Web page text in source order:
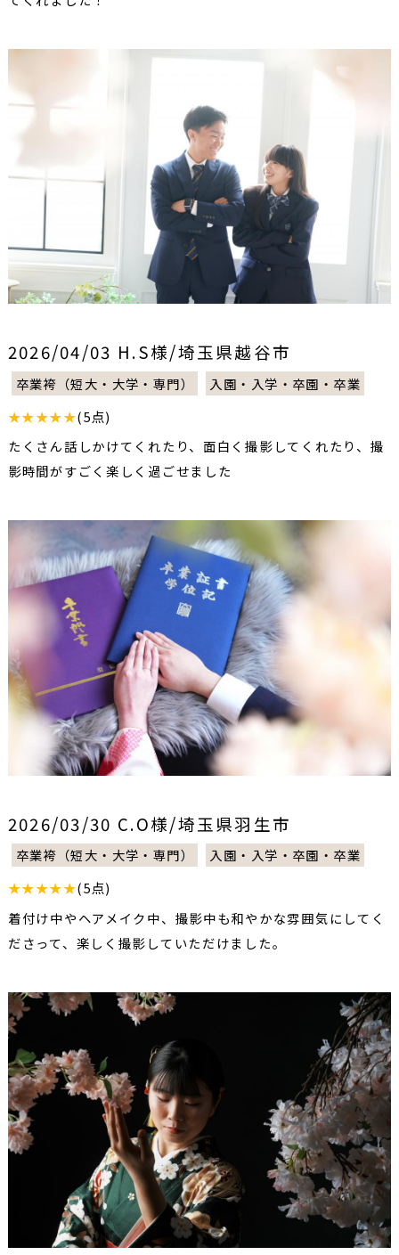
2026/04/03 H.S様/埼玉県越谷市
卒業袴（短大・大学・専門）
入園・入学・卒園・卒業
★★★★★(5点)
たくさん話しかけてくれたり、面白く撮影してくれたり、撮
影時間がすごく楽しく過ごせました
2026/03/30 C.O様/埼玉県羽生市
卒業袴（短大・大学・専門）
入園・入学・卒園・卒業
★★★★★(5点)
着付け中やヘアメイク中、撮影中も和やかな雰囲気にしてく
ださって、楽しく撮影していただけました。